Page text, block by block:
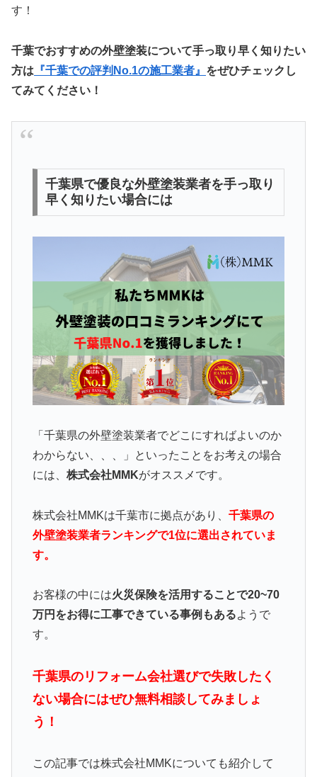
す！
千葉でおすすめの外壁塗装について手っ取り早く知りたい
方は 『千葉での評判No.1の施工業者』 をぜひチェックし
てみてください！
千葉県で優良な外壁塗装業者を手っ取り
早く知りたい場合には
「千葉県の外壁塗装業者でどこにすればよいのか
わからない、、、」といったことをお考えの場合
には、 株式会社MMKがオススメです。
株式会社MMKは千葉市に拠点があり、 千葉県の
外壁塗装業者ランキングで1位に選出されていま
す。
お客様の中には火災保険を活用することで20~70
万円をお得に工事できている事例もあるようで
す。
千葉県のリフォーム会社選びで失敗したく
ない場合にはぜひ無料相談してみましょ
う！
この記事では株式会社MMKについても紹介して